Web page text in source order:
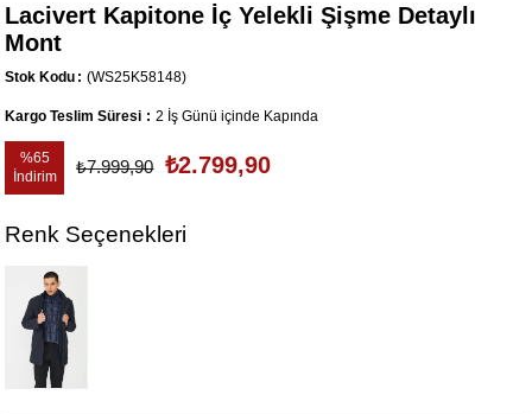
Lacivert Kapitone İç Yelekli Şişme Detaylı
Mont
Stok Kodu (WS25K58148)
Kargo Teslim Süresi : 2 İş Günü içinde Kapında
%65
İndirim
₺7.999,90 ₺2.799,90
Renk Seçenekleri